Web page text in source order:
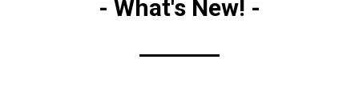
- What's New! -